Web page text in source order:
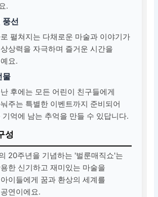
.
풍선
펼쳐지는 다채로운 마술과 이야기가
상력을 자극하며 즐거운 시간을
요.
물
후에는 모든 어린이 친구들에게
주는 특별한 이벤트까지 준비되어
기억에 남는 추억을 만들 수 있답니다.
성
20주년을 기념하는 '벌룬매직쇼'는
한 신기하고 재미있는 마술을
이들에게 꿈과 환상의 세계를
연이에요.